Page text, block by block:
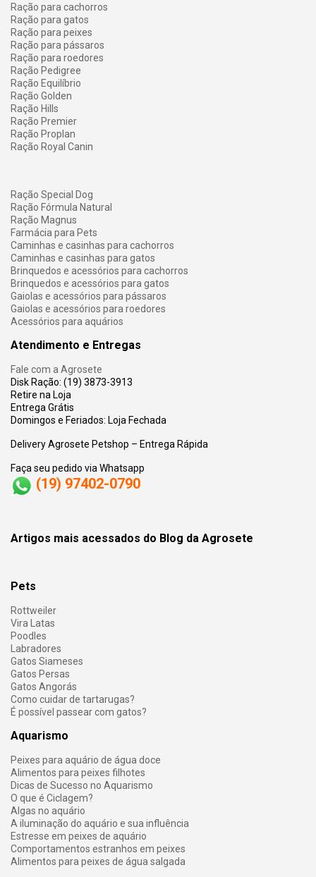
Ração para cachorros
Ração para gatos
Ração para peixes
Ração para pássaros
Ração para roedores
Ração Pedigree
Ração Equilíbrio
Ração Golden
Ração Hills
Ração Premier
Ração Proplan
Ração Royal Canin
Ração Special Dog
Ração Fórmula Natural
Ração Magnus
Farmácia para Pets
Caminhas e casinhas para cachorros
Caminhas e casinhas para gatos
Brinquedos e acessórios para cachorros
Brinquedos e acessórios para gatos
Gaiolas e acessórios para pássaros
Gaiolas e acessórios para roedores
Acessórios para aquários
Atendimento e Entregas
Fale com a Agrosete
Disk Ração: (19) 3873-3913
Retire na Loja
Entrega Grátis
Domingos e Feriados: Loja Fechada
Delivery Agrosete Petshop – Entrega Rápida
Faça seu pedido via Whatsapp
(19) 97402-0790
Artigos mais acessados do Blog da Agrosete
Pets
Rottweiler
Vira Latas
Poodles
Labradores
Gatos Siameses
Gatos Persas
Gatos Angorás
Como cuidar de tartarugas?
É possível passear com gatos?
Aquarismo
Peixes para aquário de água doce
Alimentos para peixes filhotes
Dicas de Sucesso no Aquarismo
O que é Ciclagem?
Algas no aquário
A iluminação do aquário e sua influência
Estresse em peixes de aquário
Comportamentos estranhos em peixes
Alimentos para peixes de água salgada